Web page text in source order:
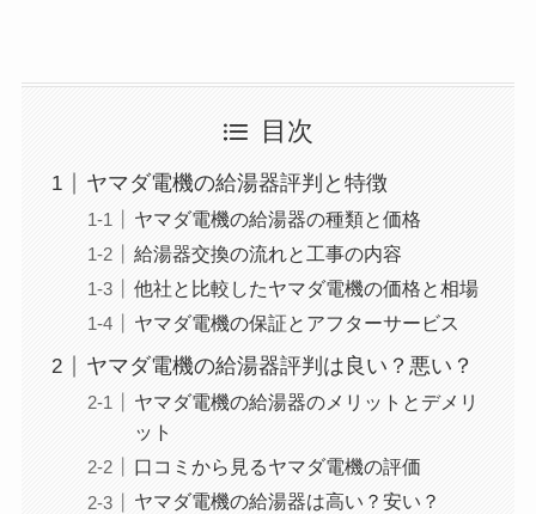
目次
ヤマダ電機の給湯器評判と特徴
ヤマダ電機の給湯器の種類と価格
給湯器交換の流れと工事の内容
他社と比較したヤマダ電機の価格と相場
ヤマダ電機の保証とアフターサービス
ヤマダ電機の給湯器評判は良い？悪い？
ヤマダ電機の給湯器のメリットとデメリ
ット
口コミから見るヤマダ電機の評価
ヤマダ電機の給湯器は高い？安い？